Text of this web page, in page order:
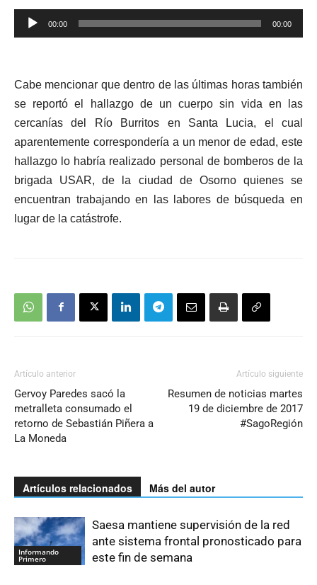
Reproductor
de
00:00 00:00
Cabe mencionar que dentro de las últimas horas también
se reportó el hallazgo de un cuerpo sin vida en las
cercanías del Río Burritos en Santa Lucia, el cual
aparentemente correspondería a un menor de edad, este
hallazgo lo habría realizado personal de bomberos de la
brigada USAR, de la ciudad de Osorno quienes se
encuentran trabajando en las labores de búsqueda en
lugar de la catástrofe.
Artículo anterior
Gervoy Paredes sacó la
metralleta consumado el
retorno de Sebastián Piñera a
La Moneda
Artículo siguiente
Resumen de noticias martes
19 de diciembre de 2017
#SagoRegión
Artículos relacionados Más del autor
Informando
Primero
Saesa mantiene supervisión de la red
ante sistema frontal pronosticado para
este fin de semana